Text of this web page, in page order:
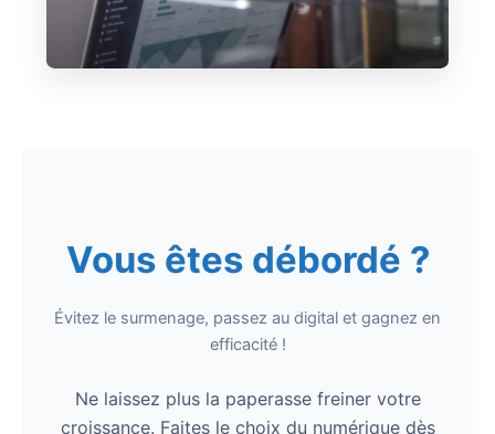
Vous êtes débordé ?
Évitez le surmenage, passez au digital et gagnez en
efficacité !
Ne laissez plus la paperasse freiner votre
croissance. Faites le choix du numérique dès